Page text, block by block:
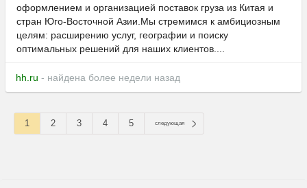
оформлением и организацией поставок груза из Китая и
стран Юго-Восточной Азии.Мы стремимся к амбициозным
целям: расширению услуг, географии и поиску
оптимальных решений для наших клиентов....
hh.ru - найдена более недели назад
1 2 3 4 5 следующая